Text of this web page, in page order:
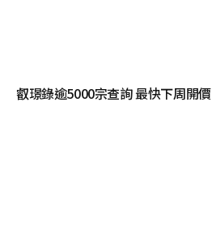
叡璟錄逾5000宗查詢 最快下周開價